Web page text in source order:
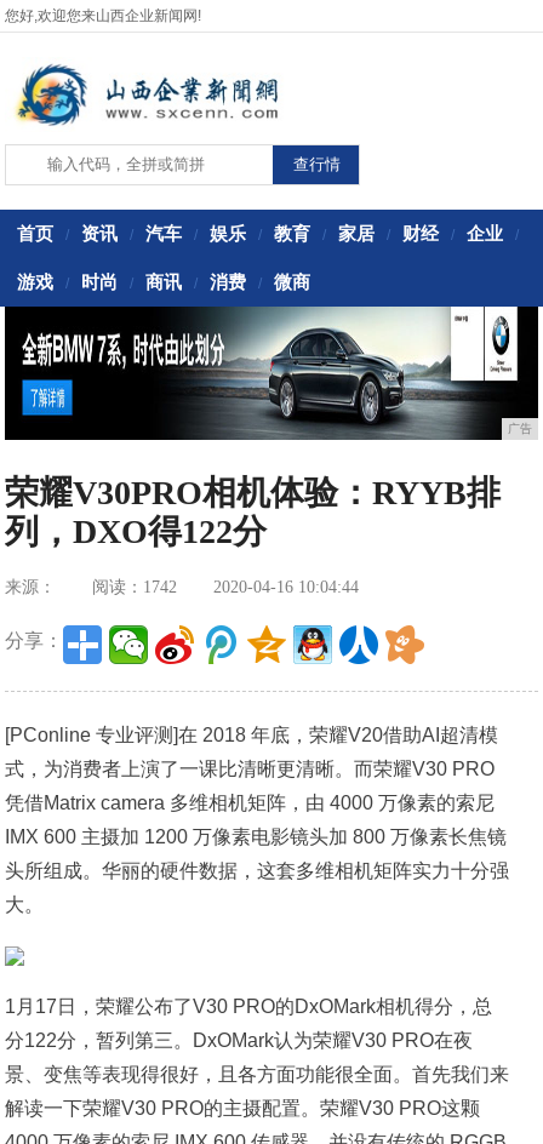
您好,欢迎您来山西企业新闻网!
首页 / 资讯 / 汽车 / 娱乐 / 教育 / 家居 / 财经 / 企业 /
游戏 / 时尚 / 商讯 / 消费 / 微商
广告
荣耀V30PRO相机体验：RYYB排
列，DXO得122分
来源： 阅读：1742 2020-04-16 10:04:44
分享：
[PConline 专业评测]在 2018 年底，荣耀V20借助AI超清模
式，为消费者上演了一课比清晰更清晰。而荣耀V30 PRO
凭借Matrix camera 多维相机矩阵，由 4000 万像素的索尼
IMX 600 主摄加 1200 万像素电影镜头加 800 万像素长焦镜
头所组成。华丽的硬件数据，这套多维相机矩阵实力十分强
大。
1月17日，荣耀公布了V30 PRO的DxOMark相机得分，总
分122分，暂列第三。DxOMark认为荣耀V30 PRO在夜
景、变焦等表现得很好，且各方面功能很全面。首先我们来
解读一下荣耀V30 PRO的主摄配置。荣耀V30 PRO这颗